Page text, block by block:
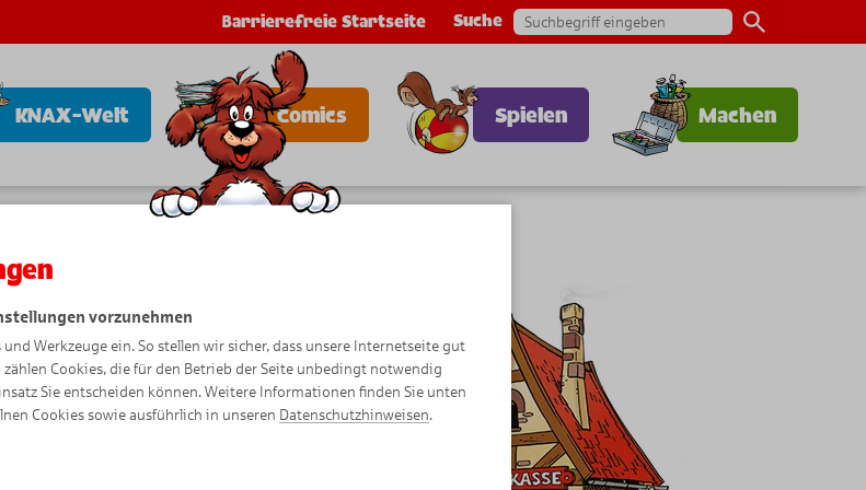
Barrierefreie Startseite Suche
KNAX-Welt Comics Spielen Machen
vorzunehmen
und Werkzeuge ein. So stellen wir sicher, dass unsere Internetseite gut
Cookies, die für den Betrieb der Seite unbedingt notwendig
Sie entscheiden können. Weitere Informationen finden Sie unten
Cookies sowie ausführlich in unseren Datenschutzhinweisen.